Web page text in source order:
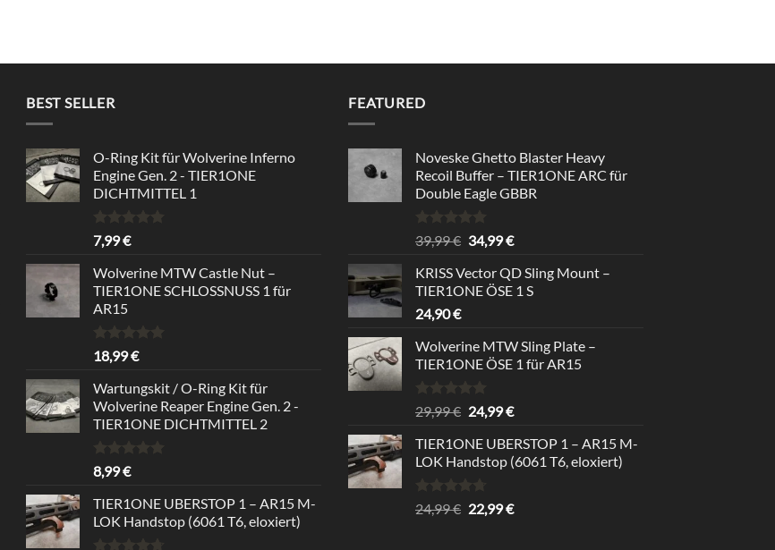
BEST SELLER
O-Ring Kit für Wolverine Inferno
Engine Gen. 2 - TIER1ONE
DICHTMITTEL 1
Rated
out of 5
7,99€
Wolverine MTW Castle Nut –
TIER1ONE SCHLOSSNUSS 1 für
AR15
Rated5.00
out of 5
18,99€
Wartungskit / O-Ring Kit für
Wolverine Reaper Engine Gen. 2 -
TIER1ONE DICHTMITTEL 2
Rated
out of 5
8,99€
TIER1ONE UBERSTOP 1 – AR15 M-
LOK Handstop (6061 T6, eloxiert)
FEATURED
Noveske Ghetto Blaster Heavy
Recoil Buffer – TIER1ONE ARC für
Double Eagle GBBR
Rated5.00
out of 5
39,99€ Original
was:
39,99 €.
34,99€Current
is:
34,99 €.
KRISS Vector QD Sling Mount –
TIER1ONE ÖSE 1 S
24,90€
Wolverine MTW Sling Plate –
TIER1ONE ÖSE 1 für AR15
Rated5.00
out of 5
29,99€ Original
was:
29,99 €.
24,99€Current
is:
24,99 €.
TIER1ONE UBERSTOP 1 – AR15 M-
LOK Handstop (6061 T6, eloxiert)
Rated4.67
out of 5
24,99€ Original
22,99€Current